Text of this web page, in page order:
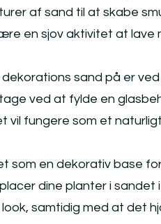
af sand til at skabe
en sjov aktivitet at lave
sand på er
ved at fylde en
vil fungere som et
som en dekorativ base
dine planter i sandet
look, samtidig med at